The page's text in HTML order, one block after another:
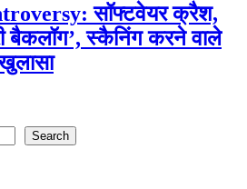
सॉफ्टवेयर क्रैश,
बैकलॉग’, स्कैनिंग करने वाले
Search